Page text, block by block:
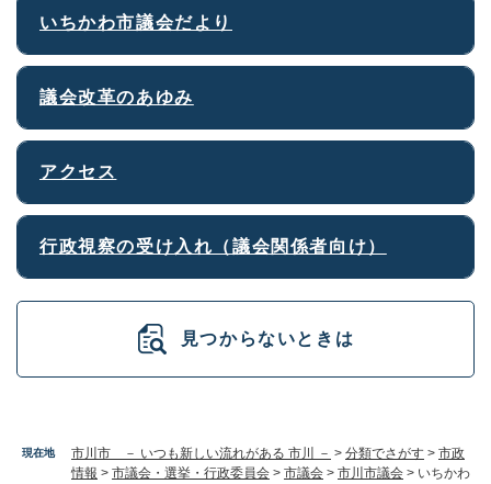
現在地 市川市 － いつも新しい流れがある 市川 － > 分類でさがす > 市政
情報 > 市議会・選挙・行政委員会 > 市議会 > 市川市議会 > いちかわ
いちかわ市議会だより
議会改革のあゆみ
アクセス
行政視察の受け入れ（議会関係者向け）
見つからないときは